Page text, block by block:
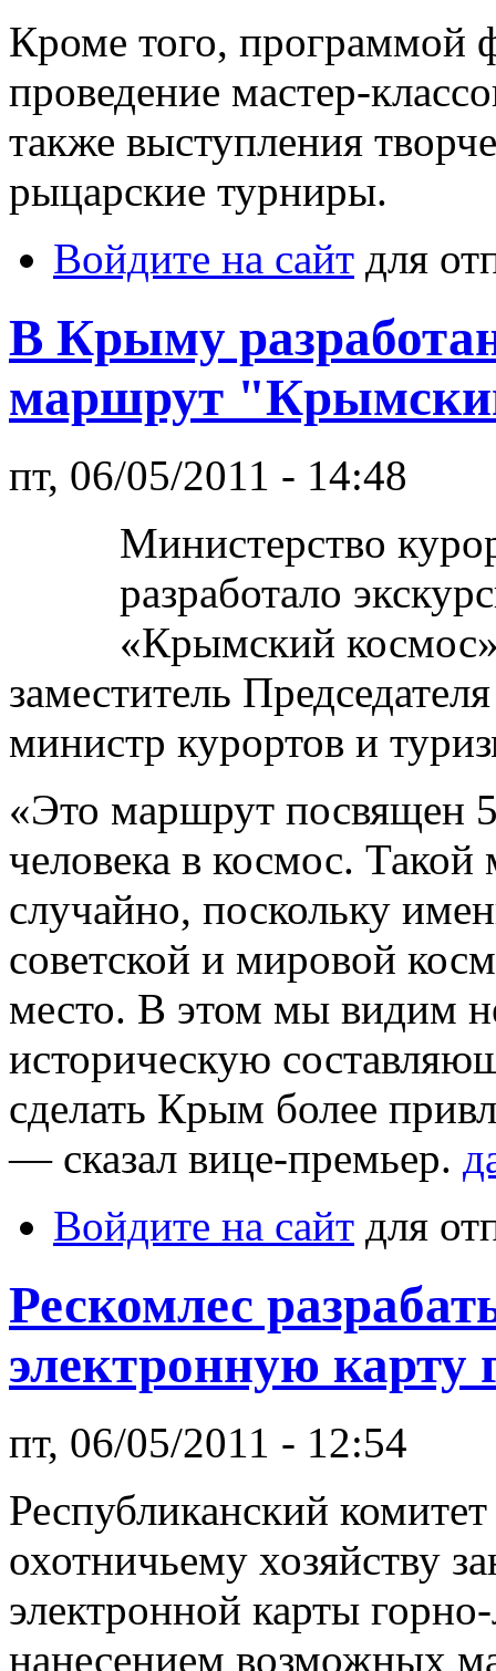
Кроме того, программой
проведение мастер-
также выступления
рыцарские турниры.
Войдите на сайт для
В Крыму
маршрут
пт, 06/05/2011 - 14:48
Министерство
разработало
«Крымский
заместитель
министр курортов и
«Это маршрут посвящен
человека в космос.
случайно, поскольку
советской и мировой
место. В этом мы видим
историческую
сделать Крым более
— сказал вице-премьер.
Войдите на сайт для
Рескомлес
электронную карту
пт, 06/05/2011 - 12:54
Республиканский
охотничьему хозяйству
электронной карты
нанесением возможных